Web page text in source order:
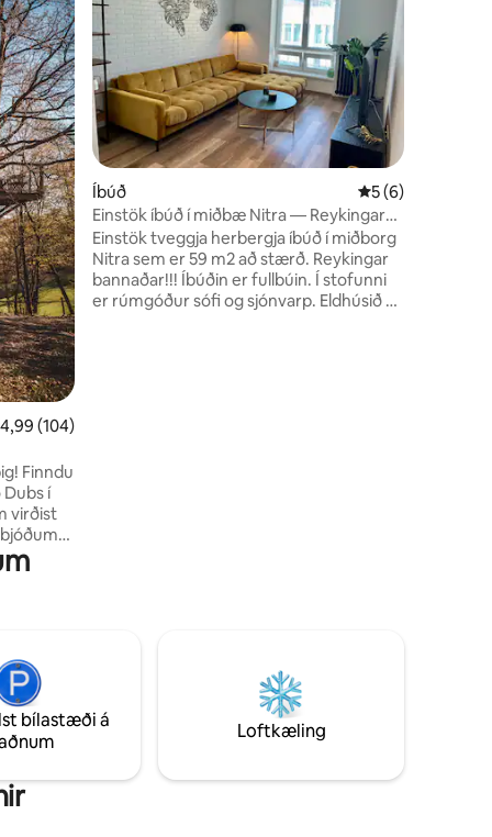
af 5 í meðaleinkunn, 104 umsagnir
4,99 (104)
í
tengja
Íbúð 5 af 5 í
5 (6)
Einstök íbúð í miðbæ Nitra — Reykingar
bannaðar
Einstök tveggja herbergja íbúð í miðborg
Nitra sem er 59 m2 að stærð. Reykingar
bannaðar!!! Íbúðin er fullbúin. Í stofunni
er rúmgóður sófi og sjónvarp. Eldhúsið er
bílastæði á
Loftkæling